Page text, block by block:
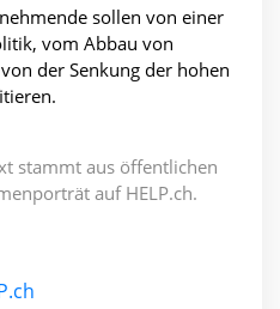
sollen von einer
vom Abbau von
der Senkung der hohen
stammt aus öffentlichen
auf HELP.ch.